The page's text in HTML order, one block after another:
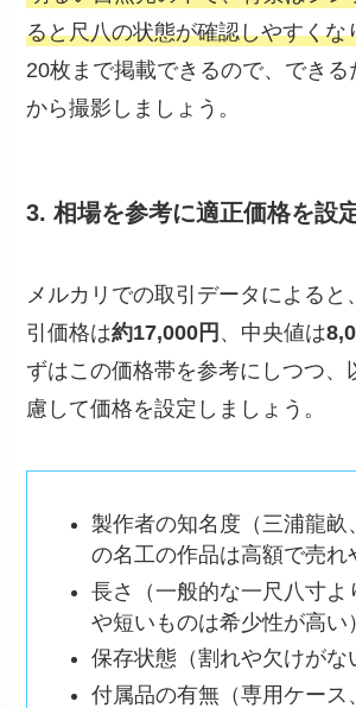
ると尺八の状態が確認しやすくな
20枚まで掲載できるので、できる
から撮影しましょう。
3. 相場を参考に適正価格を設
メルカリでの取引データによると
引価格は約17,000円 、中央値は
ずはこの価格帯を参考にしつつ、
慮して価格を設定しましょう。
製作者の知名度（三浦龍畝
の名工の作品は高額で売れ
長さ（一般的な一尺八寸よ
や短いものは希少性が高い
保存状態（割れや欠けがな
付属品の有無（専用ケース